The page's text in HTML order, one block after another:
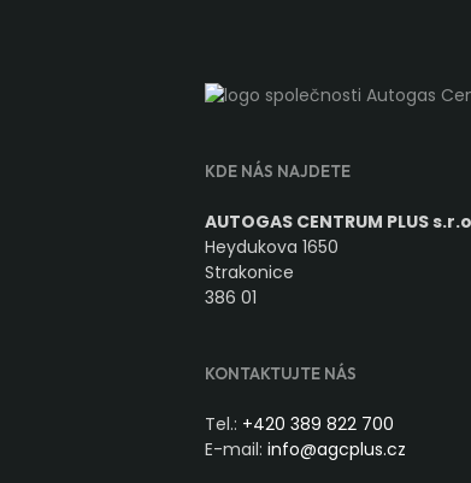
KDE NÁS NAJDETE
AUTOGAS CENTRUM PLUS
Heydukova 1650
Strakonice
386 01
KONTAKTUJTE NÁS
Tel.: +420 389 822 700
E-mail: info@agcplus.cz